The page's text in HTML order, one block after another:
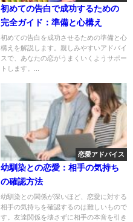
初めての告白で成功するための
完全ガイド：準備と心構え
初めての告白を成功させるための準備と心
構えを解説します。親しみやすいアドバイ
スで、あなたの恋がうまくいくようサポー
トします。...
恋愛アドバイス
幼馴染との恋愛：相手の気持ち
の確認方法
幼馴染との関係が深いほど、恋愛に対する
相手の気持ちを確認するのは難しいもので
す。友達関係を壊さずに相手の本音を引き